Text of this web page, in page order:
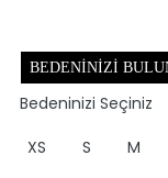
BEDENINIZI
Bedeninizi Seçiniz
XS
S M